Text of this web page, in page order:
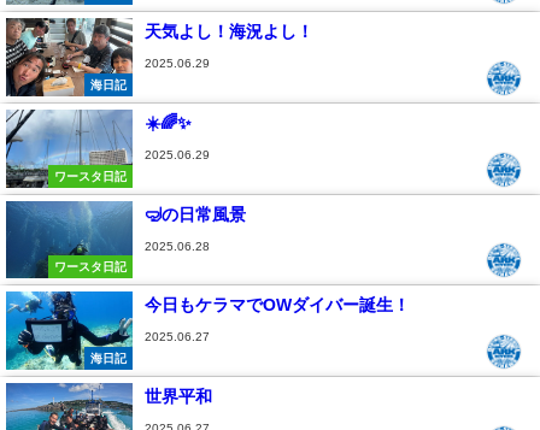
海日記
天気よし！海況よし！
2025.06.29
ワースタ日記
☀️🌈✨
2025.06.29
ワースタ日記
🤿の日常風景
2025.06.28
海日記
今日もケラマでOWダイバー誕生！
2025.06.27
世界平和